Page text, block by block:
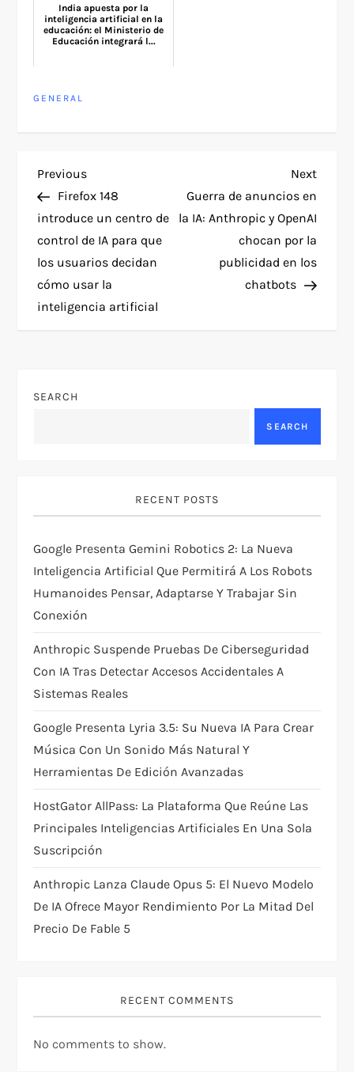
India apuesta por la
inteligencia artificial en la
educación: el Ministerio de
Educación integrará l...
GENERAL
P
o
s
t
v
a
t
i
o
n
Previous
Post
Previous
Firefox 148
introduce un centro de
control de IA para que
los usuarios decidan
cómo usar la
inteligencia artificial
Next
Post
Next
Guerra de anuncios en
la IA: Anthropic y OpenAI
chocan por la
publicidad en los
chatbots
SEARCH
SEARCH
RECENT POSTS
Google Presenta Gemini Robotics 2: La Nueva
Inteligencia Artificial Que Permitirá A Los Robots
Humanoides Pensar, Adaptarse Y Trabajar Sin
Conexión
Anthropic Suspende Pruebas De Ciberseguridad
Con IA Tras Detectar Accesos Accidentales A
Sistemas Reales
Google Presenta Lyria 3.5: Su Nueva IA Para Crear
Música Con Un Sonido Más Natural Y
Herramientas De Edición Avanzadas
HostGator AllPass: La Plataforma Que Reúne Las
Principales Inteligencias Artificiales En Una Sola
Suscripción
Anthropic Lanza Claude Opus 5: El Nuevo Modelo
De IA Ofrece Mayor Rendimiento Por La Mitad Del
Precio De Fable 5
RECENT COMMENTS
No comments to show.